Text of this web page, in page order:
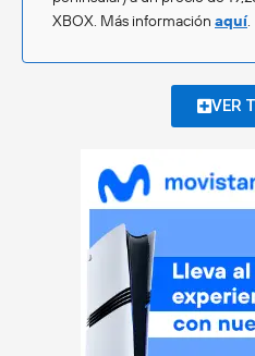
XBOX. Más información aquí.
VER